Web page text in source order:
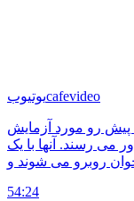
یوتیوبcafevideo
پیش رو مورد آزمایش
می رسند. آنها با یک
54:24